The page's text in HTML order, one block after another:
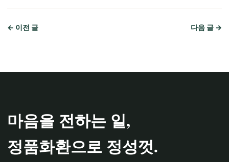
← 이전 글 다음 글 →
마음을 전하는 일,
정품화환으로 정성껏.